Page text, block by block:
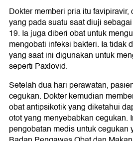
Dokter memberi pria itu
yang pada suatu saat diuji
19. Ia juga diberi obat untuk
mengobati infeksi bakteri. Ia tidak
yang saat ini digunakan untuk
seperti Paxlovid.
Setelah dua hari perawatan,
cegukan. Dokter kemudian
obat antipsikotik yang diketahui
otot yang menyebabkan cegukan.
pengobatan medis untuk cegukan